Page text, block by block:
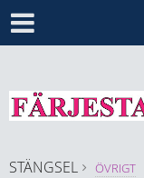
STÄNGSEL ÖVRIGT